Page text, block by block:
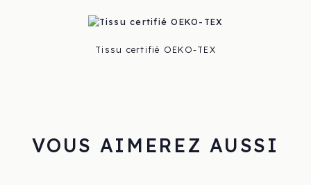
Tissu certifié OEKO-TEX
VOUS AIMEREZ AUSSI